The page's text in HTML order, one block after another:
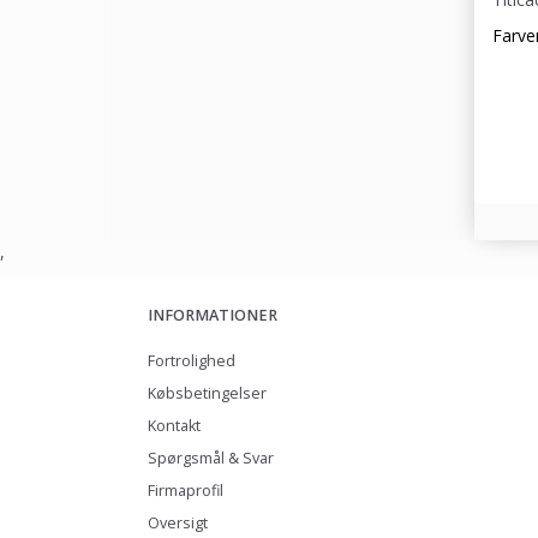
,
INFORMATIONER
Fortrolighed
Købsbetingelser
Kontakt
Spørgsmål & Svar
Firmaprofil
Oversigt